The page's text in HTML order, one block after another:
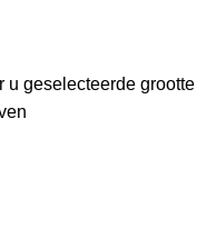
u geselecteerde grootte